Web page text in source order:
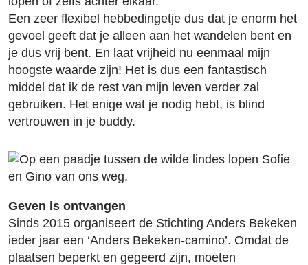
Een zeer flexibel hebbedingetje dus dat je enorm het
gevoel geeft dat je alleen aan het wandelen bent en
je dus vrij bent. En laat vrijheid nu eenmaal mijn
hoogste waarde zijn! Het is dus een fantastisch
middel dat ik de rest van mijn leven verder zal
gebruiken. Het enige wat je nodig hebt, is blind
vertrouwen in je buddy.
Geven is ontvangen
Sinds 2015 organiseert de Stichting Anders Bekeken
ieder jaar een ‘Anders Bekeken-camino’. Omdat de
plaatsen beperkt en gegeerd zijn, moeten